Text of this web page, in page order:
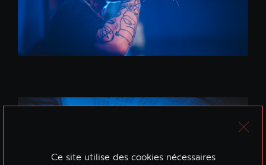
Ce site utilise des cookies nécessaires